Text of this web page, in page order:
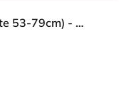
HÅG Capisco 8106 - Capture (Gabriel) - Wol / Polyamide - CPT4601 - Dark grey - Framekleur - Moss Grey - Gasveer - 265 mm (Zithoogte 53-79cm) - Vloercontact - Harde wielen t.b.v. zachte vloeren - Voetenring - Ja, in framekleur - Voetster - Ja, voetster ...